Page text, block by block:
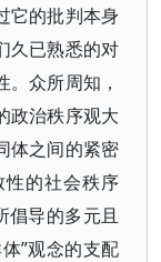
它的批判本身
久已熟悉的对
众所周知，
政治秩序观大
体之间的紧密
的社会秩序
倡导的多元且
”观念的支配